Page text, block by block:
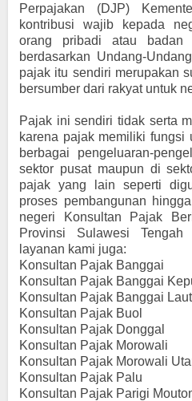
Perpajakan (DJP)
kontribusi wajib kepada
orang pribadi atau badan
berdasarkan Undang-
pajak itu sendiri merupakan
bersumber dari rakyat untuk
Pajak ini sendiri tidak serta
karena pajak memiliki fungsi
berbagai pengeluaran-
sektor pusat maupun di
pajak yang lain seperti
proses pembangunan
negeri Konsultan Pajak
Provinsi Sulawesi
layanan kami juga:
Konsultan Pajak Banggai
Konsultan Pajak Banggai
Konsultan Pajak Banggai Laut
Konsultan Pajak Buol
Konsultan Pajak Donggal
Konsultan Pajak Morowali
Konsultan Pajak Morowali
Konsultan Pajak Palu
Konsultan Pajak Parigi